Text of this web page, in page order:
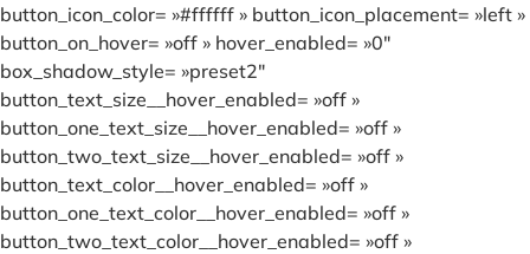
button_icon_color= »#ffffff » button_icon_placement= »left »
button_on_hover= »off » hover_enabled= »0″
box_shadow_style= »preset2″
button_text_size__hover_enabled= »off »
button_one_text_size__hover_enabled= »off »
button_two_text_size__hover_enabled= »off »
button_text_color__hover_enabled= »off »
button_one_text_color__hover_enabled= »off »
button_two_text_color__hover_enabled= »off »